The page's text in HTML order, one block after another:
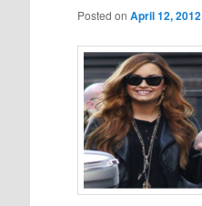
Posted onApril 12, 2012